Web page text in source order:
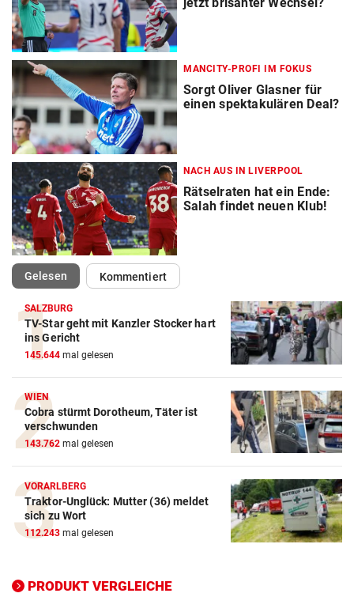
jetzt brisanter Wechsel?
MANCITY-PROFI IM FOKUS
Sorgt Oliver Glasner für
einen spektakulären Deal?
NACH AUS IN LIVERPOOL
Rätselraten hat ein Ende:
Salah findet neuen Klub!
Gelesen(ausgewählt)Kommentiert
SALZBURG
TV-Star geht mit Kanzler Stocker hart
ins Gericht
145.644 mal gelesen
WIEN
Cobra stürmt Dorotheum, Täter ist
verschwunden
143.762 mal gelesen
VORARLBERG
Traktor-Unglück: Mutter (36) meldet
sich zu Wort
112.243 mal gelesen
PRODUKT VERGLEICHE
ZUM VERGLEICH
Crosstrainer Vergleich
ZUM VERGLEICH
E-Bike Vergleich
ZUM VERGLEICH
Elektro-Scooter Vergleich